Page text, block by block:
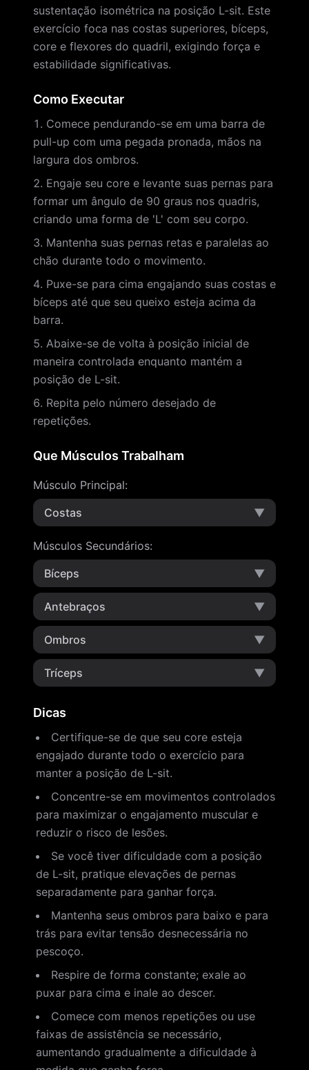
sustentação isométrica na posição L-sit. Este
exercício foca nas costas superiores, bíceps,
core e flexores do quadril, exigindo força e
estabilidade significativas.
Como Executar
Comece pendurando-se em uma barra de
pull-up com uma pegada pronada, mãos na
largura dos ombros.
Engaje seu core e levante suas pernas para
formar um ângulo de 90 graus nos quadris,
criando uma forma de 'L' com seu corpo.
Mantenha suas pernas retas e paralelas ao
chão durante todo o movimento.
Puxe-se para cima engajando suas costas e
bíceps até que seu queixo esteja acima da
barra.
Abaixe-se de volta à posição inicial de
maneira controlada enquanto mantém a
posição de L-sit.
Repita pelo número desejado de
repetições.
Que Músculos Trabalham
Músculo Principal:
Costas
▼
Músculos Secundários:
Bíceps
▼
Antebraços ▼
Ombros ▼
Tríceps ▼
Dicas
Certifique-se de que seu core esteja
engajado durante todo o exercício para
manter a posição de L-sit.
Concentre-se em movimentos controlados
para maximizar o engajamento muscular e
reduzir o risco de lesões.
Se você tiver dificuldade com a posição
de L-sit, pratique elevações de pernas
separadamente para ganhar força.
Mantenha seus ombros para baixo e para
trás para evitar tensão desnecessária no
pescoço.
Respire de forma constante; exale ao
puxar para cima e inale ao descer.
Comece com menos repetições ou use
faixas de assistência se necessário,
aumentando gradualmente a dificuldade à